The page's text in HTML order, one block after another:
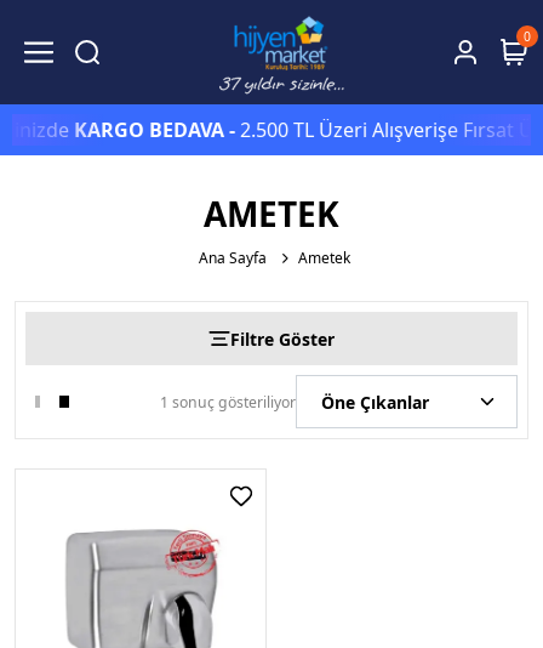
0
KARGO BEDAVA -2.500 TL Üzeri Alışverişe Fırsat
AMETEK
Ana Sayfa Ametek
Filtre Göster
1 sonuç gösteriliyor